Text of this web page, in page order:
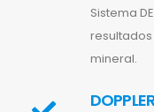
Sistema
mineral.